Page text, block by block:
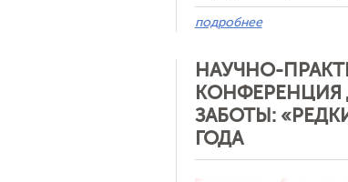
подробнее
НАУЧНО-
КОНФЕРЕНЦИЯ
ЗАБОТЫ:
ГОДА